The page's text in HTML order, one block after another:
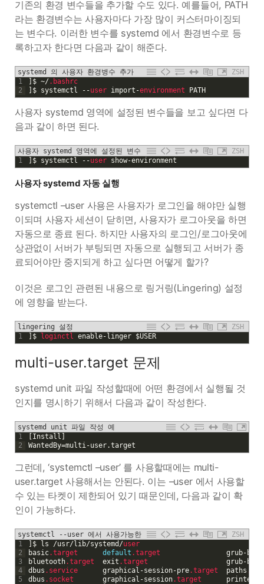
기존의 환경 변수들을 추가할 수도 있다. 예를들어, PATH
라는 환경변수는 사용자마다 가장 많이 커스터마이징되
는 변수다. 이러한 변수를 systemd 에서 환경변수로 등
록하고자 한다면 다음과 같이 해준다.
systemd 의 사용자 환경병수 추가
ZSH
1
2
$ ~/.bashrc
$ systemctl --user import -environment PATH
사용자 systemd 영역에 설정된 변수들을 보고 싶다면 다
음과 같이 하면 된다.
사용자 systemd 영역에 설정된 변수 보기
ZSH
1
$ systemctl --user show-environment
사용자 systemd 자동 실행
systemctl –user 사용은 사용자가 로그인을 해야만 실행
이되며 사용자 세션이 닫히면, 사용자가 로그아웃을 하면
자동으로 종료 된다. 하지만 사용자의 로그인/로그아웃에
상관없이 서버가 부팅되면 자동으로 실행되고 서버가 종
료되어야만 중지되게 하고 싶다면 어떻게 할가?
이것은 로그인 관련된 내용으로 링거링(Lingering) 설정
에 영향을 받는다.
lingering 설정
ZSH
1
$ loginctl enable- linger $USER
multi-user.target 문제
systemd unit 파일 작성할때에 어떤 환경에서 실행될 것
인지를 명시하기 위해서 다음과 같이 작성한다.
systemd unit 파일 작성 예
1
2
Install
WantedBy=multi-user.target
그런데, ‘systemctl –user’ 를 사용할때에는 multi-
user.target 사용해서는 안된다. 이는 –user 에서 사용할
수 있는 타켓이 제한되어 있기 때문인데, 다음과 같이 확
인이 가능하다.
systemctl --user 에서 사용가능한 target
ZSH
1
2
3
4
5
$ ls /usr/lib/systemd /user
basic.target default .target grub- boot
bluetooth.target exit .target grub- boot
dbus .service graphical -session-pre.target paths
dbus .socket graphical -session.target printer